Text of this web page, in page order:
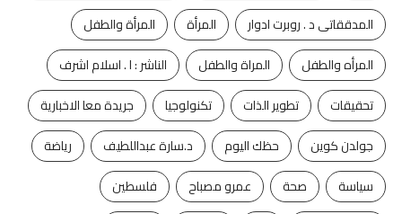
المدققاتى د . روبرت ادوار
المرأة
المرأة والطفل
المرأه والطفل
المراة والطفل
الناشر : ا . اسلام اشرف
تحقيقات
تطوير الذات تكنولوجيا
جريدة معا الاخبارية
جولدن كوين
حظك اليوم د.سارة عبداللطيف
رياضة
سياسة
صحة عمرو مصباح
فلسطين